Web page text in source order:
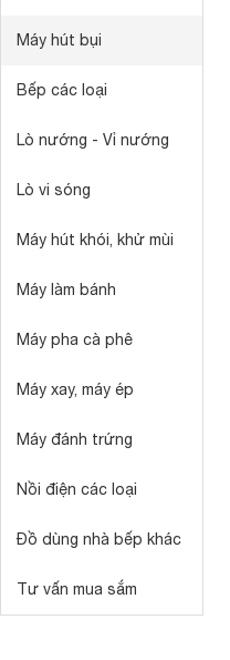
Máy hút bụi
Bếp các loại
Lò nướng - Vỉ nướng
Lò vi sóng
Máy hút khói, khử mùi
Máy làm bánh
Máy pha cà phê
Máy xay, máy ép
Máy đánh trứng
Nồi điện các loại
Đồ dùng nhà bếp khác
Tư vấn mua sắm